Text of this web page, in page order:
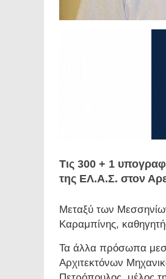
Τις 300 + 1
της ΕΛ.Α.Σ. στον
Μεταξύ των
Καραμπίνης,
Τα άλλα πρόσωπα
Αρχιτεκτόνων